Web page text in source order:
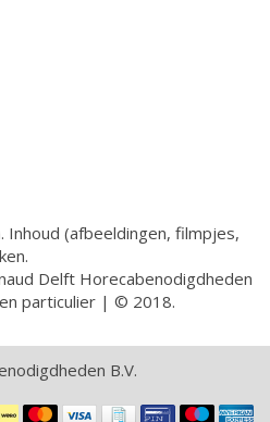
Inhoud (afbeeldingen, filmpjes,
Delft Horecabenodigdheden
particulier | © 2018.
B.V.